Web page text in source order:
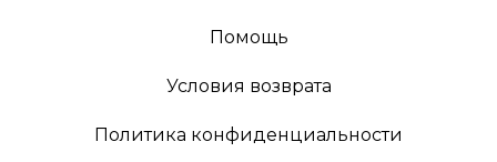
Помощь
Условия возврата
Политика конфиденциальности